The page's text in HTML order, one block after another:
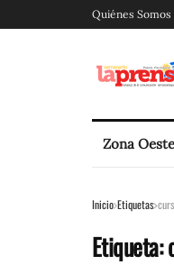
Quiénes Somos
Zona Oeste
Inicio Etiquetas
Etiqueta: